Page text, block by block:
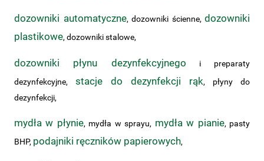
dozowniki automatyczne, dozowniki ścienne, dozowniki
plastikowe, dozowniki stalowe,
dozowniki płynu dezynfekcyjnego i preparaty
dezynfekcyjne, stacje do dezynfekcji rąk, płyny do
dezynfekcji,
mydła w płynie, mydła w sprayu, mydła w pianie, pasty
BHP, podajniki ręczników papierowych,